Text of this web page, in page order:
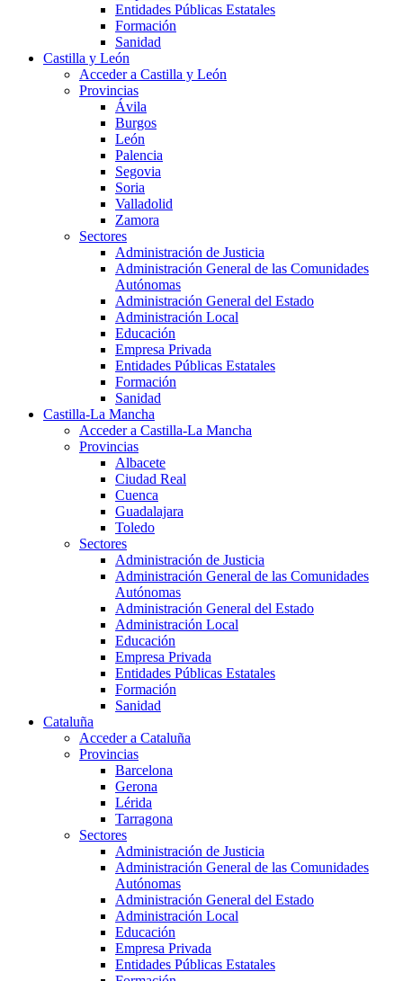
Entidades Públicas Estatales
Formación
Sanidad
Castilla y León
Acceder a Castilla y León
Provincias
Ávila
Burgos
León
Palencia
Segovia
Soria
Valladolid
Zamora
Sectores
Administración de Justicia
Administración General de las Comunidades
Autónomas
Administración General del Estado
Administración Local
Educación
Empresa Privada
Entidades Públicas Estatales
Formación
Sanidad
Castilla-La Mancha
Acceder a Castilla-La Mancha
Provincias
Albacete
Ciudad Real
Cuenca
Guadalajara
Toledo
Sectores
Administración de Justicia
Administración General de las Comunidades
Autónomas
Administración General del Estado
Administración Local
Educación
Empresa Privada
Entidades Públicas Estatales
Formación
Sanidad
Cataluña
Acceder a Cataluña
Provincias
Barcelona
Gerona
Lérida
Tarragona
Sectores
Administración de Justicia
Administración General de las Comunidades
Autónomas
Administración General del Estado
Administración Local
Educación
Empresa Privada
Entidades Públicas Estatales